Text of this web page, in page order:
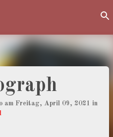
am Freitag, April 09, 2021 in